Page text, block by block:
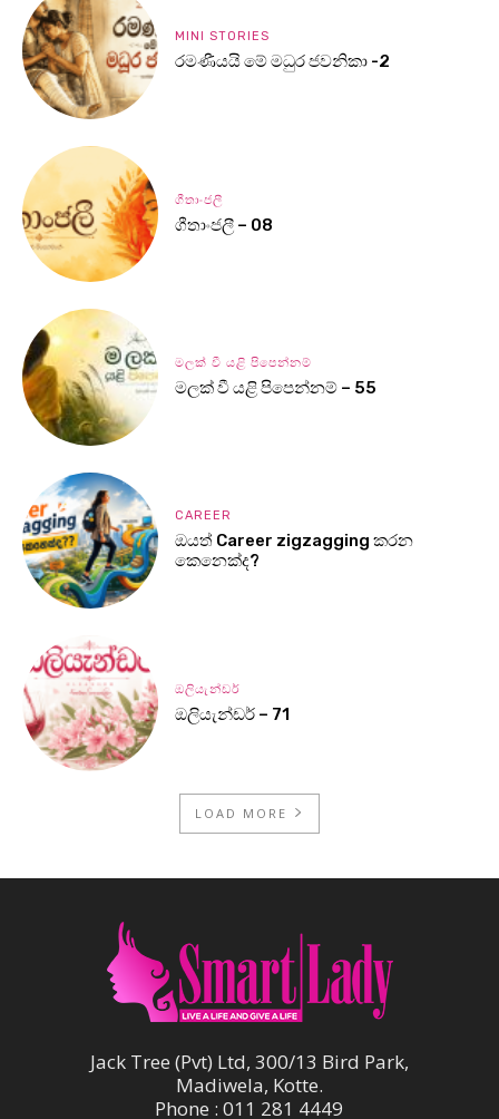
MINI STORIES
රමණීයයි මේ මධුර ජවනිකා -2
ගීතාංජලී
ගීතාංජලී – 08
මලක් වී යළි පිපෙන්නම්
මලක් වී යළි පිපෙන්නම් – 55
CAREER
ඔයත් Career zigzagging කරන
කෙනෙක්ද?
ඔලියැන්ඩර්
ඔලියැන්ඩර් – 71
LOAD MORE
Jack Tree (Pvt) Ltd, 300/13 Bird Park,
Madiwela, Kotte.
Phone : 011 281 4449